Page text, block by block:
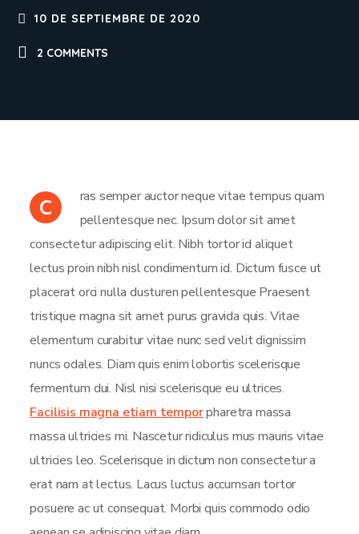
10 DE SEPTIEMBRE DE 2020
2 COMMENTS
C
ras semper auctor neque vitae tempus quam
pellentesque nec. Ipsum dolor sit amet
consectetur adipiscing elit. Nibh tortor id aliquet
lectus proin nibh nisl condimentum id. Dictum fusce ut
placerat orci nulla dusturen pellentesque Praesent
tristique magna sit amet purus gravida quis. Vitae
elementum curabitur vitae nunc sed velit dignissim
nuncs odales. Diam quis enim lobortis scelerisque
fermentum dui. Nisl nisi scelerisque eu ultrices.
Facilisis magna etiam temporpharetra massa
massa ultricies mi. Nascetur ridiculus mus mauris vitae
ultricies leo. Scelerisque in dictum non consectetur a
erat nam at lectus. Lacus luctus accumsan tortor
posuere ac ut consequat. Morbi quis commodo odio